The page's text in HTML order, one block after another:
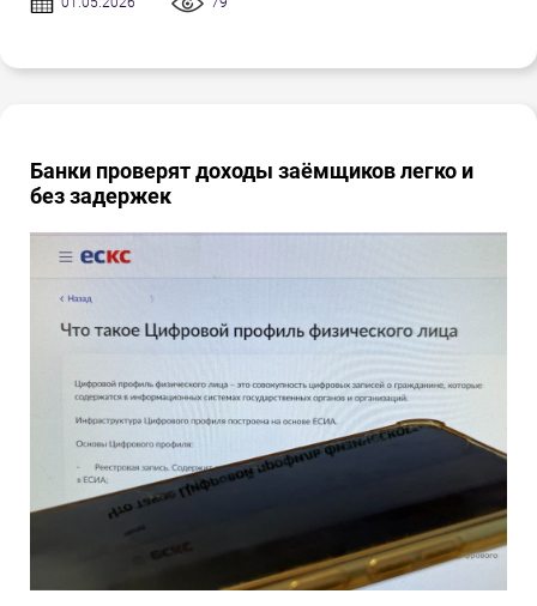
Банки проверят доходы заёмщиков легко и
без задержек